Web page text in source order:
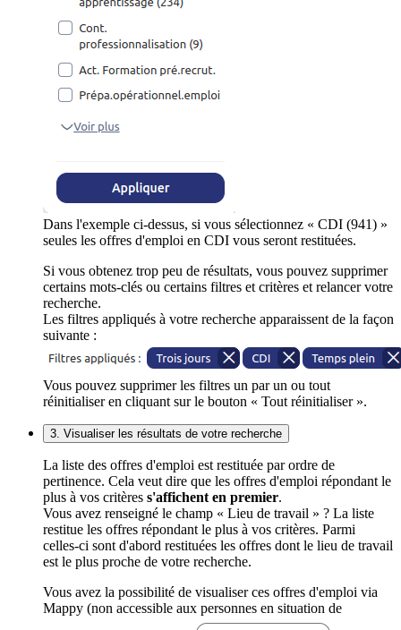
Dans l'exemple ci-dessus, si vous sélectionnez « CDI (941) »
seules les offres d'emploi en CDI vous seront restituées.
Si vous obtenez trop peu de résultats, vous pouvez supprimer
certains mots-clés ou certains filtres et critères et relancer votre
recherche.
Les filtres appliqués à votre recherche apparaissent de la façon
suivante :
Vous pouvez supprimer les filtres un par un ou tout
réinitialiser en cliquant sur le bouton « Tout réinitialiser ».
3. Visualiser les résultats de votre recherche
La liste des offres d'emploi est restituée par ordre de
pertinence. Cela veut dire que les offres d'emploi répondant le
plus à vos critères s'affichent en premier.
Vous avez renseigné le champ « Lieu de travail » ? La liste
restitue les offres répondant le plus à vos critères. Parmi
celles-ci sont d'abord restituées les offres dont le lieu de travail
est le plus proche de votre recherche.
Vous avez la possibilité de visualiser ces offres d'emploi via
Mappy (non accessible aux personnes en situation de